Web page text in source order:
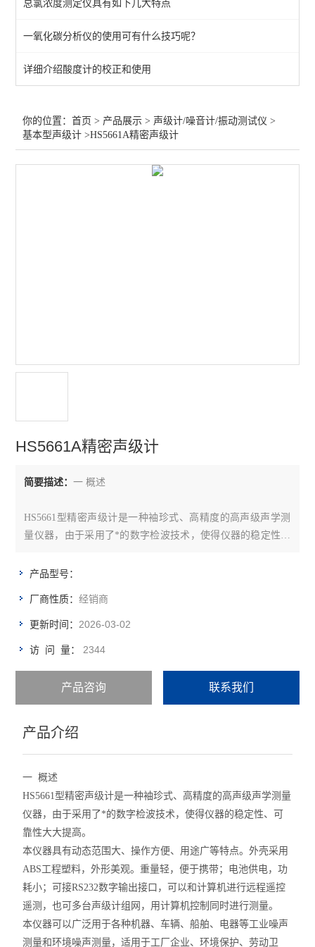
传声器及其他配件
总氯浓度测定仪具有如下几大特点
一氧化碳分析仪的使用可有什么技巧呢？
详细介绍酸度计的校正和使用
你的位置：首页 > 产品展示 > 声级计/噪音计/振动测试仪 >
基本型声级计 >HS5661A精密声级计
HS5661A精密声级计
简要描述： 一 概述
HS5661型精密声级计是一种袖珍式、高精度的高声级声学测
量仪器，由于采用了*的数字检波技术，使得仪器的稳定性、
测量和环境噪声测量，适用于工厂企业、环境保护、劳动卫
生、教学、科研等测量低噪声领域。
产品型号：
厂商性质：经销商
更新时间：2026-03-02
访 问 量：2344
产品咨询 联系我们
产品介绍
一 概述
HS5661型精密声级计是一种袖珍式、高精度的高声级声学测量
仪器，由于采用了*的数字检波技术，使得仪器的稳定性、可
靠性大大提高。
本仪器具有动态范围大、操作方便、用途广等特点。外壳采用
ABS工程塑料，外形美观。重量轻，便于携带；电池供电，功
耗小；可接RS232数字输出接口，可以和计算机进行远程遥控
遥测，也可多台声级计组网，用计算机控制同时进行测量。
本仪器可以广泛用于各种机器、车辆、船舶、电器等工业噪声
测量和环境噪声测量，适用于工厂企业、环境保护、劳动卫